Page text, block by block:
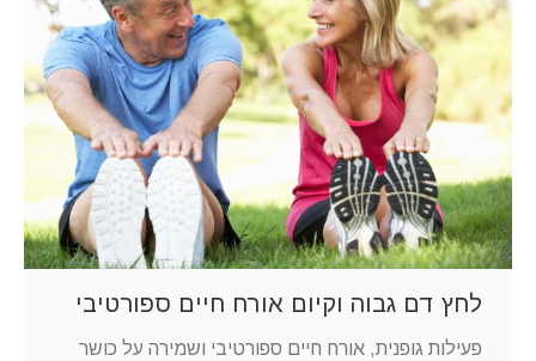
לחץ דם גבוה וקיום אורח חיים ספורטיבי
פעילות גופנית, אורח חיים ספורטיבי ושמירה על כושר